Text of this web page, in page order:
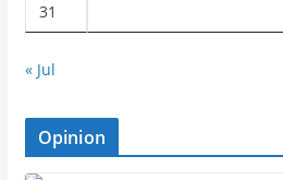
31
« Jul
Opinion